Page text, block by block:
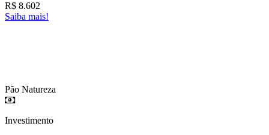
R$ 8.602
Saiba mais!
Pão Natureza
Investimento